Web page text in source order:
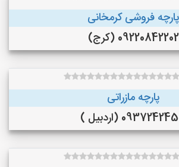
پارچه فروشی کرمخانی
09220842202 (کرج)
پارچه مازراتی
(اردبیل )